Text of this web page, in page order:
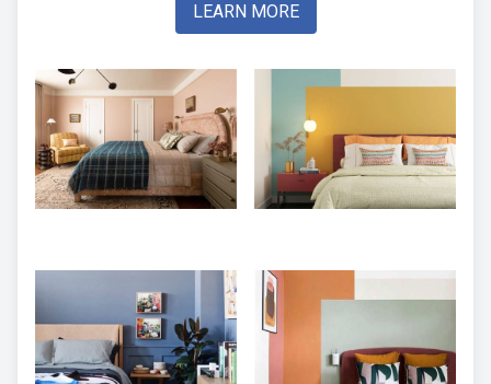
LEARN MORE